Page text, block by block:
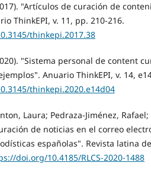
"Artí­culos de curación de
ThinkEPI, v. 11, pp. 210-216.
thinkepi.2017.38
"Sistema personal de content
Anuario ThinkEPI, v. 14,
thinkepi.2020.e14d04
Laura; Pedraza-Jiménez,
de noticias en el correo
españolas". Revista latina
doi.org/10.4185/RLCS-2020-1488